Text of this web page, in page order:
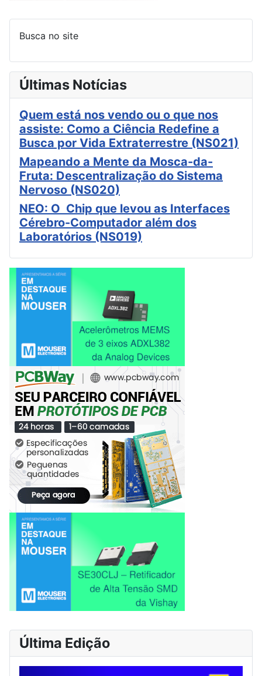
Busca no site
Últimas Notícias
Quem está nos vendo ou o que nos
assiste: Como a Ciência Redefine a
Busca por Vida Extraterrestre (NS021)
Mapeando a Mente da Mosca-da-
Fruta: Descentralização do Sistema
Nervoso (NS020)
NEO: O Chip que levou as Interfaces
Cérebro-Computador além dos
Laboratórios (NS019)
Última Edição